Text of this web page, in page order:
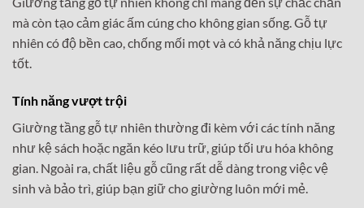
mà còn tạo cảm giác ấm cúng cho không gian sống. Gỗ tự
nhiên có độ bền cao, chống mối mọt và có khả năng chịu lực
tốt.
Tính năng vượt trội
Giường tầng gỗ tự nhiên thường đi kèm với các tính năng
như kệ sách hoặc ngăn kéo lưu trữ, giúp tối ưu hóa không
gian. Ngoài ra, chất liệu gỗ cũng rất dễ dàng trong việc vệ
sinh và bảo trì, giúp bạn giữ cho giường luôn mới mẻ.